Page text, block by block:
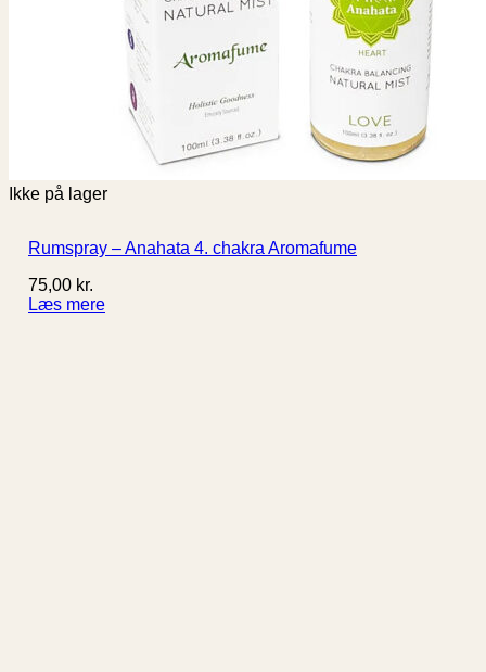
Ikke på lager
Rumspray – Anahata 4. chakra Aromafume
75,00 kr.
Læs mere